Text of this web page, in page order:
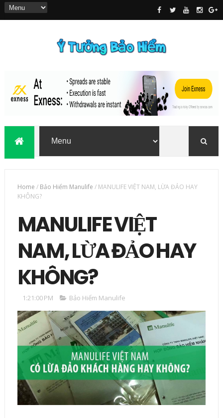
Home / Bảo Hiểm Manulife / MANULIFE VIỆT NAM, LỪA ĐẢO HAY
KHÔNG?
MANULIFE VIỆT
NAM, LỪA ĐẢO HAY
KHÔNG?
1:21:00 PM Bảo Hiểm Manulife